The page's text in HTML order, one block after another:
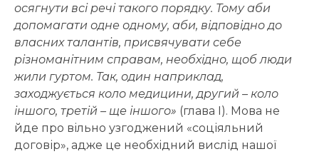
осягнути всі речі такого порядку. Тому аби
допомагати одне одному, аби, відповідно до
власних талантів, присвячувати себе
різноманітним справам, необхідно, щоб люди
жили гуртом. Так, один наприклад,
заходжується коло медицини, другий – коло
іншого, третій – ще іншого» (глава І). Мова не
йде про вільно узгоджений «соціяльний
договір», адже це необхідний вислід нашої